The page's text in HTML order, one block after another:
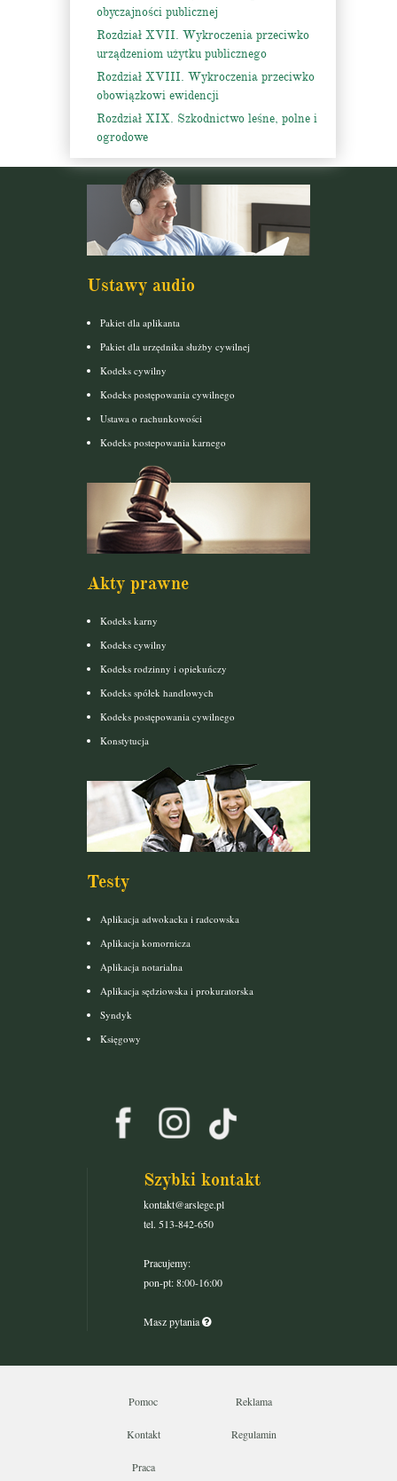
obyczajności publicznej
Rozdział XVII. Wykroczenia przeciwko
urządzeniom użytku publicznego
Rozdział XVIII. Wykroczenia przeciwko
obowiązkowi ewidencji
Rozdział XIX. Szkodnictwo leśne, polne i
ogrodowe
Ustawy audio
Pakiet dla aplikanta
Pakiet dla urzędnika służby cywilnej
Kodeks cywilny
Kodeks postępowania cywilnego
Ustawa o rachunkowości
Kodeks postepowania karnego
Akty prawne
Kodeks karny
Kodeks cywilny
Kodeks rodzinny i opiekuńczy
Kodeks spółek handlowych
Kodeks postępowania cywilnego
Konstytucja
Testy
Aplikacja adwokacka i radcowska
Aplikacja komornicza
Aplikacja notarialna
Aplikacja sędziowska i prokuratorska
Syndyk
Księgowy
Szybki kontakt
kontakt@arslege.pl
tel. 513-842-650
Pracujemy:
pon-pt: 8:00-16:00
Masz pytania
Pomoc Reklama
Kontakt Regulamin
Praca